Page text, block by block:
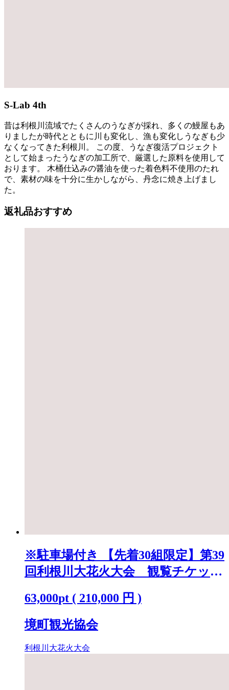
S-Lab 4th
昔は利根川流域でたくさんのうなぎが採れ、多くの鰻屋もあ
りましたが時代とともに川も変化し、漁も変化しうなぎも少
なくなってきた利根川。 この度、うなぎ復活プロジェクト
として始まったうなぎの加工所で、厳選した原料を使用して
おります。 木桶仕込みの醤油を使った着色料不使用のたれ
で、素材の味を十分に生かしながら、丹念に焼き上げまし
た。
返礼品おすすめ
※駐車場付き 【先着30組限定】第39
回利根川大花火大会 観覧チケット
63,000pt ( 210,000 円 )
境町観光協会
利根川大花火大会